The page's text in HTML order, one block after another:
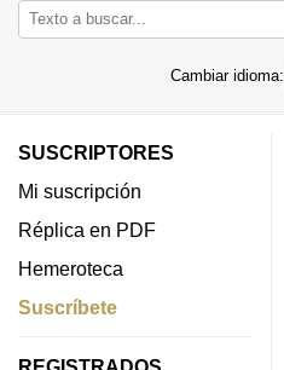
Cambiar idioma:
SUSCRIPTORES
Mi suscripción
Réplica en PDF
Hemeroteca
Suscríbete